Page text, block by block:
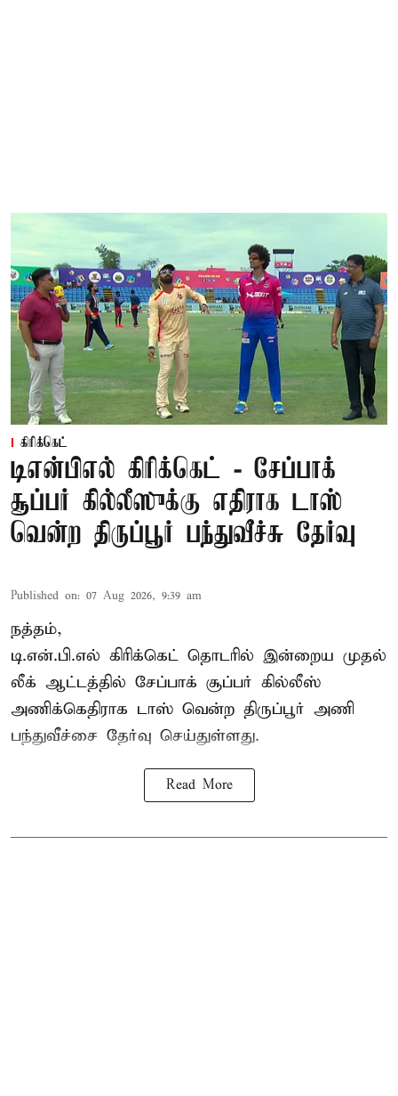
கிரிக்கெட்
டிஎன்பிஎல் கிரிக்கெட் - சேப்பாக்
சூப்பர் கில்லீஸுக்கு எதிராக டாஸ்
வென்ற திருப்பூர் பந்துவீச்சு தேர்வு
Published on: 07 Aug 2026, 9:39 am
நத்தம்,
டி.என்.பி.எல் கிரிக்கெட் தொடரில் இன்றைய முதல்
லீக் ஆட்டத்தில் சேப்பாக் சூப்பர் கில்லீஸ்
அணிக்கெதிராக டாஸ் வென்ற திருப்பூர் அணி
பந்துவீச்சை தேர்வு செய்துள்ளது.
Read More